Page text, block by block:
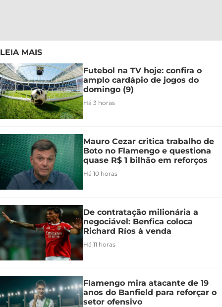
LEIA MAIS
Futebol na TV hoje: confira o
amplo cardápio de jogos do
domingo (9)
Há 3 horas
Mauro Cezar critica trabalho de
Boto no Flamengo e questiona
quase R$ 1 bilhão em reforços
Há 10 horas
De contratação milionária a
negociável: Benfica coloca
Richard Ríos à venda
Há 11 horas
Flamengo mira atacante de 19
anos do Banfield para reforçar o
setor ofensivo